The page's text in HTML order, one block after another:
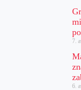
7.
6.